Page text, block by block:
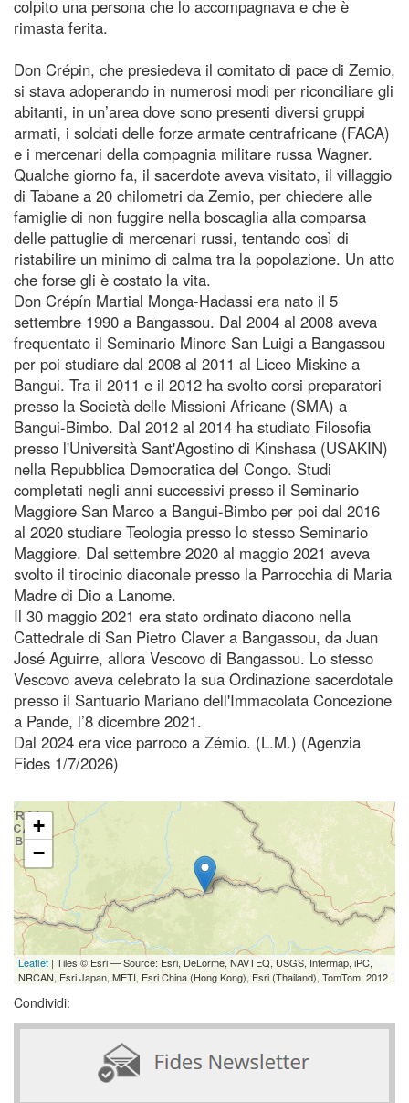
colpito una persona che lo accompagnava e che è
rimasta ferita.
Don Crépin, che presiedeva il comitato di pace di Zemio,
si stava adoperando in numerosi modi per riconciliare gli
abitanti, in un’area dove sono presenti diversi gruppi
armati, i soldati delle forze armate centrafricane (FACA)
e i mercenari della compagnia militare russa Wagner.
Qualche giorno fa, il sacerdote aveva visitato, il villaggio
di Tabane a 20 chilometri da Zemio, per chiedere alle
famiglie di non fuggire nella boscaglia alla comparsa
delle pattuglie di mercenari russi, tentando così di
ristabilire un minimo di calma tra la popolazione. Un atto
che forse gli è costato la vita.
Don Crépín Martial Monga-Hadassi era nato il 5
settembre 1990 a Bangassou. Dal 2004 al 2008 aveva
frequentato il Seminario Minore San Luigi a Bangassou
per poi studiare dal 2008 al 2011 al Liceo Miskine a
Bangui. Tra il 2011 e il 2012 ha svolto corsi preparatori
presso la Società delle Missioni Africane (SMA) a
Bangui-Bimbo. Dal 2012 al 2014 ha studiato Filosofia
presso l'Università Sant'Agostino di Kinshasa (USAKIN)
nella Repubblica Democratica del Congo. Studi
completati negli anni successivi presso il Seminario
Maggiore San Marco a Bangui-Bimbo per poi dal 2016
al 2020 studiare Teologia presso lo stesso Seminario
Maggiore. Dal settembre 2020 al maggio 2021 aveva
svolto il tirocinio diaconale presso la Parrocchia di Maria
Madre di Dio a Lanome.
Il 30 maggio 2021 era stato ordinato diacono nella
Cattedrale di San Pietro Claver a Bangassou, da Juan
José Aguirre, allora Vescovo di Bangassou. Lo stesso
Vescovo aveva celebrato la sua Ordinazione sacerdotale
presso il Santuario Mariano dell'Immacolata Concezione
a Pande, l’8 dicembre 2021.
Dal 2024 era vice parroco a Zémio. (L.M.) (Agenzia
Fides 1/7/2026)
+
−
Leaflet | Tiles © Esri — Source: Esri, DeLorme, NAVTEQ, USGS, Intermap, iPC,
NRCAN, Esri Japan, METI, Esri China (Hong Kong), Esri (Thailand), TomTom, 2012
Condividi: